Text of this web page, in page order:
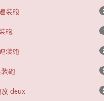
装砲
砲
装砲
砲
deux